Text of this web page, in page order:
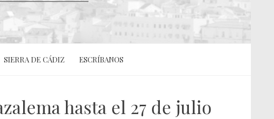
SIERRA DE CÁDIZ ESCRÍBANOS
hasta el 27 de julio